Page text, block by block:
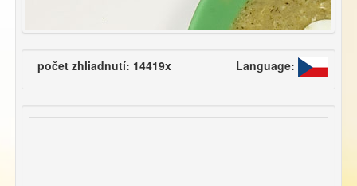
počet zhliadnutí: 14419x Language: